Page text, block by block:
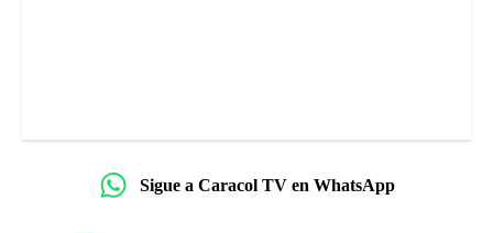
Sigue a Caracol TV en WhatsApp